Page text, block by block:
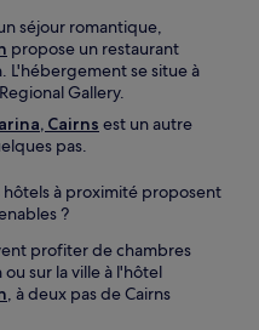
séjour romantique,
propose un restaurant
L'hébergement se situe à
Gallery.
Cairns est un autre
pas.
hôtels à proximité proposent
?
profiter de chambres
sur la ville à l'hôtel
, à deux pas de Cairns